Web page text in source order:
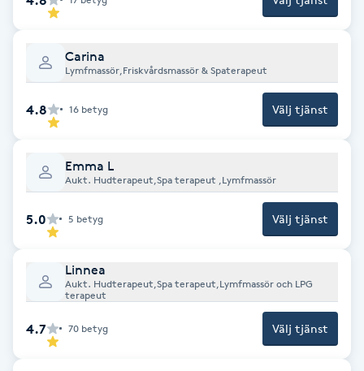
Fotsvamp
Fotvård
Fransar
Fransfärgning
Fransförlängning
Fransförlängning Megavolym
Fransförlängning Volym
Carina
Lymfmassör,Friskvårdsmassör & Spaterapeut
4.8 16 betyg Välj tjänst
Emma L
Aukt. Hudterapeut,Spa terapeut ,Lymfmassör
5.0 5 betyg Välj tjänst
Linnea
Aukt. Hudterapeut,Spa terapeut,Lymfmassör och LPG
terapeut
4.7 70 betyg Välj tjänst